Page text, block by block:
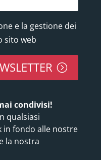
e la gestione dei
sito web
condivisi!
qualsiasi
in fondo alle nostre
la nostra